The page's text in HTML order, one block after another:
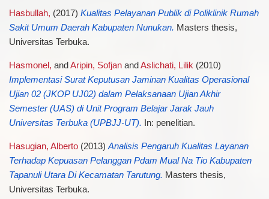
Hasbullah, (2017) Kualitas Pelayanan Publik di Poliklinik Rumah
Sakit Umum Daerah Kabupaten Nunukan. Masters thesis,
Universitas Terbuka.
Hasmonel, and Aripin, Sofjanand Aslichati, Lilik (2010)
Implementasi Surat Keputusan Jaminan Kualitas Operasional
Ujian 02 (JKOP UJ02) dalam Pelaksanaan Ujian Akhir
Semester (UAS) di Unit Program Belajar Jarak Jauh
Universitas Terbuka (UPBJJ-UT). In: penelitian.
Hasugian, Alberto(2013) Analisis Pengaruh Kualitas Layanan
Terhadap Kepuasan Pelanggan Pdam Mual Na Tio Kabupaten
Tapanuli Utara Di Kecamatan Tarutung. Masters thesis,
Universitas Terbuka.